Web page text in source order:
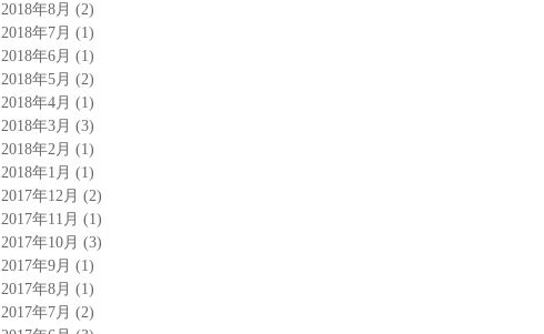
2018年8月 (2)
2018年7月 (1)
2018年6月 (1)
2018年5月 (2)
2018年4月 (1)
2018年3月 (3)
2018年2月 (1)
2018年1月 (1)
2017年12月 (2)
2017年11月 (1)
2017年10月 (3)
2017年9月 (1)
2017年8月 (1)
2017年7月 (2)